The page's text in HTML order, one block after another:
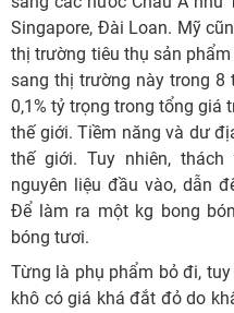
Singapore, Đài Loan. Mỹ
thị trường tiêu thụ sản
sang thị trường này trong 8
0,1% tỷ trọng trong tổng giá
thế giới. Tiềm năng và dư
thế giới. Tuy nhiên,
nguyên liệu đầu vào, dẫn
Để làm ra một kg bong
bóng tươi.
Từng là phụ phẩm bỏ đi,
khô có giá khá đắt đỏ do